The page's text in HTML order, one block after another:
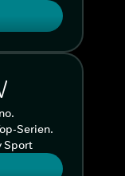
Serien.
Sport